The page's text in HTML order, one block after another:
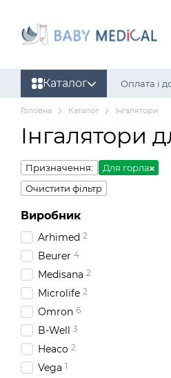
Каталог Оплата і
Головна Каталог Інгалятори
Інгалятори
Призначення:
Для горла
Очистити фільтр
Виробник
Arhimed 2
Beurer 4
Medisana 2
Microlife 2
Omron 6
B-Well 3
Heaco 2
Vega 1